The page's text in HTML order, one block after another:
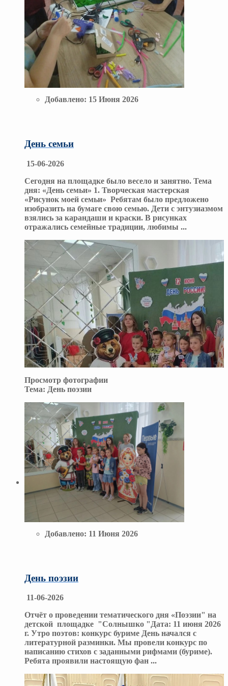
Добавлено: 15 Июня 2026
День семьи
15-06-2026
Сегодня на площадке было весело и занятно. Тема
дня: «День семьи» 1. Творческая мастерская
«Рисунок моей семьи» Ребятам было предложено
изобразить на бумаге свою семью. Дети с энтузиазмом
взялись за карандаши и краски. В рисунках
отражались семейные традиции, любимы ...
Просмотр фотографии
Тема: День поэзии
Добавлено: 11 Июня 2026
День поэзии
11-06-2026
Отчёт о проведении тематического дня «Поэзии" на
детской площадке "Солнышко "Дата: 11 июня 2026
г. Утро поэтов: конкурс буриме День начался с
литературной разминки. Мы провели конкурс по
написанию стихов с заданными рифмами (буриме).
Ребята проявили настоящую фан ...